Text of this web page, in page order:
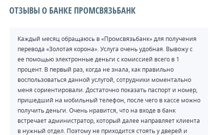
ОТЗЫВЫ О БАНКЕ ПРОМСВЯЗЬБАНК
Каждый месяц обращаюсь в «Промсвязьбанк» для получения
перевода «Золотая корона». Услуга очень удобная. Вывожу с
ее помощью электронные деньги с комиссией всего в 1
процент. В первый раз, когда не знала, как правильно
воспользоваться данной услугой, сотрудники моментально
меня сориентировали. Достаточно показать паспорт и номер,
пришедший на мобильный телефон, после чего в кассе можно
получить деньги. Очень нравится, что на входе в банк
встречает администратор, который далее направляет клиента
в нужный отдел. Поэтому не приходится стоять у дверей и